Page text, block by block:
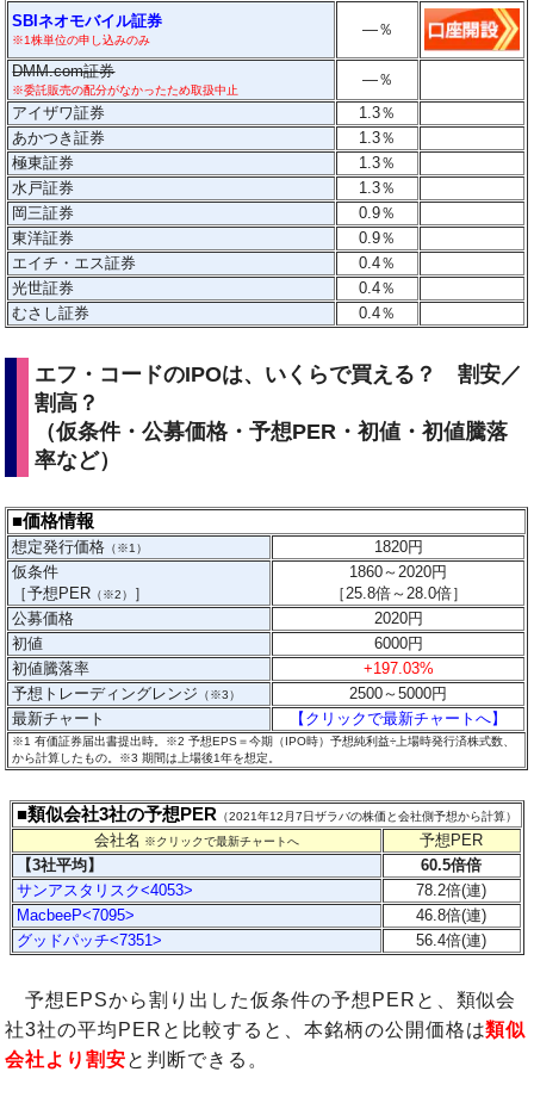
SBIネオモバイル証券
※1株単位の申し込みのみ
―％
DMM.com証券
※委託販売の配分がなかったため取扱中止
―％
アイザワ証券
1.3％
あかつき証券
1.3％
極東証券
1.3％
水戸証券
1.3％
岡三証券
0.9％
東洋証券
0.9％
エイチ・エス証券
0.4％
光世証券
0.4％
むさし証券
0.4％
エフ・コードのIPOは、いくらで買える？ 割安／
割高？
（仮条件・公募価格・予想PER・初値・初値騰落
率など）
■価格情報
想定発行価格 （※1） 1820円
仮条件
［予想PER （※2） ］
1860～2020円
［25.8倍～28.0倍］
公募価格
2020円
初値
6000円
初値騰落率
+197.03%
予想トレーディングレンジ
（※3） 2500～5000円
最新チャート
【クリックで最新チャートへ】
※1 有価証券届出書提出時。※2 予想EPS＝今期（IPO時）予想純利益÷上場時発行済株式数、
から計算したもの。 ※3 期間は上場後1年を想定。
■類似会社3社の予想PER（2021年12月7日ザラバの株価と会社側予想から計算）
会社名 ※クリックで最新チャートへ
予想PER
【3社平均】
60.5倍倍
サンアスタリスク<4053>
78.2倍(連)
MacbeeP<7095>
46.8倍(連)
グッドパッチ<7351>
56.4倍(連)
予想EPSから割り出した仮条件の予想PERと、類似会
社3社の平均PERと比較すると、本銘柄の公開価格は類似
会社より割安と判断できる。